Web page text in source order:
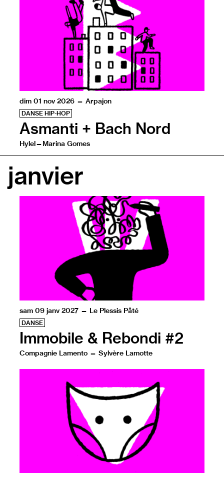
dim 01 nov 2026 — Arpajon
DANSE HIP-HOP
Asmanti + Bach Nord
Hylel—Marina Gomes
janvier
sam 09 janv 2027 — Le Plessis Pâté
DANSE
Immobile & Rebondi #2
Compagnie Lamento — Sylvère Lamotte